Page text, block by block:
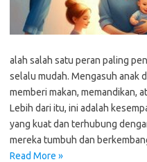
alah salah satu peran paling
selalu mudah. Mengasuh anak
memberi makan, memandikan,
Lebih dari itu, ini adalah
yang kuat dan terhubung
mereka tumbuh dan
Read More »